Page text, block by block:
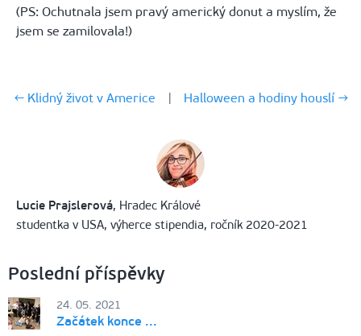
(PS: Ochutnala jsem pravý americký donut a myslím, že
jsem se zamilovala!)
← Klidný život v Americe | Halloween a hodiny houslí →
Lucie Prajslerová, Hradec Králové
studentka v USA, výherce stipendia, ročník 2020-2021
Poslední příspěvky
24. 05. 2021
Začátek konce ...